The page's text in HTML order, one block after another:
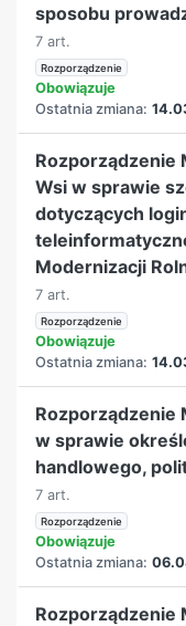
sposobu
7 art.
Rozporządzenie
Obowiązuje
Ostatnia zmiana:
Rozporządzenie
Wsi w sprawie
dotyczących
Modernizacji
7 art.
Rozporządzenie
Obowiązuje
Ostatnia zmiana:
Rozporządzenie
w sprawie
handlowego,
7 art.
Rozporządzenie
Obowiązuje
Ostatnia zmiana:
Rozporządzenie